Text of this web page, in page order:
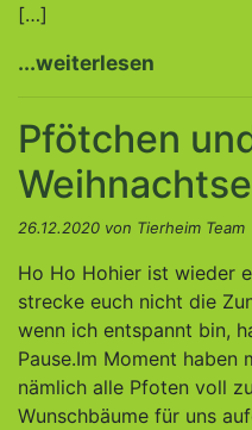
[…]
...weiterlesen
Pfötchen
26.12.2020 von Tierheim Team
Ho Ho Hohier ist wieder
strecke euch nicht die
wenn ich entspannt bin,
Pause.Im Moment haben
nämlich alle Pfoten voll
Wunschbäume für uns